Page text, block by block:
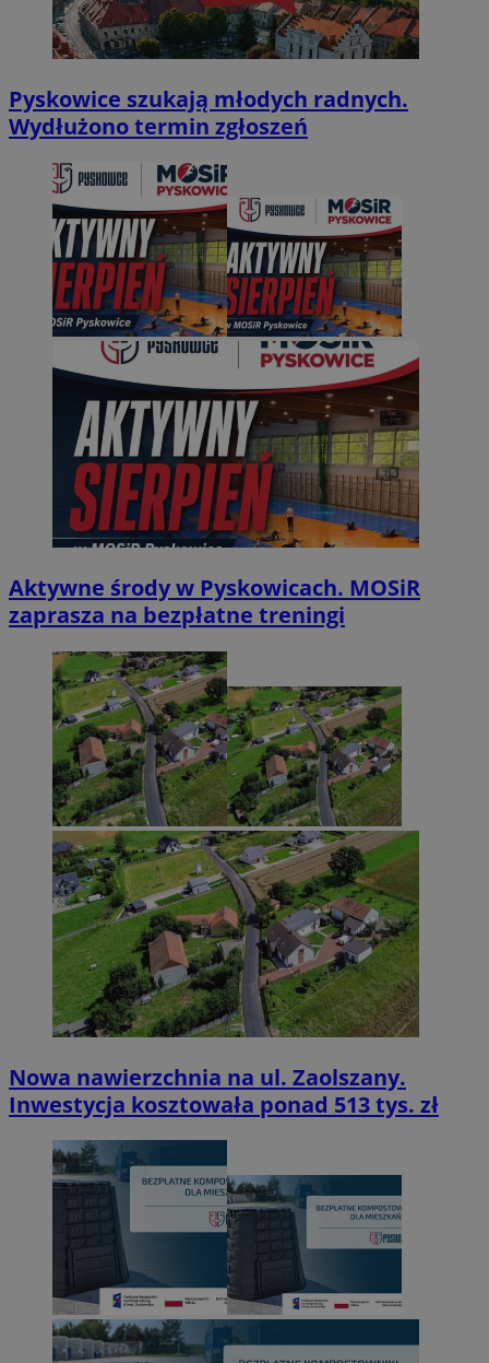
Pyskowice szukają młodych radnych.
Wydłużono termin zgłoszeń
Aktywne środy w Pyskowicach. MOSiR
zaprasza na bezpłatne treningi
Nowa nawierzchnia na ul. Zaolszany.
Inwestycja kosztowała ponad 513 tys. zł